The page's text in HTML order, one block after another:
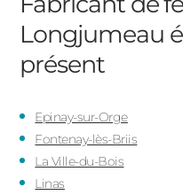
Longjumeau
présent
Epinay-sur-Orge
Fontenay-lès-Briis
La Ville-du-Bois
Linas